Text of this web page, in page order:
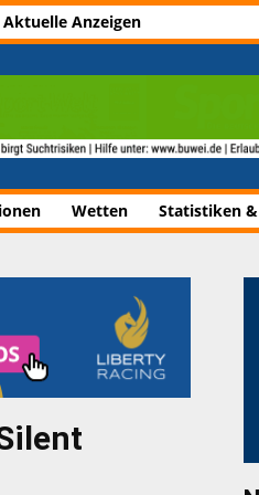
Aktuelle Anzeigen
Wetten Statistiken